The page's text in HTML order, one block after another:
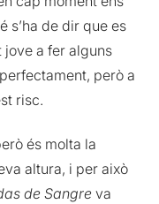
s’ha de dir que es
jove a fer alguns
però a
risc.
és molta la
altura, i per això
de Sangreva